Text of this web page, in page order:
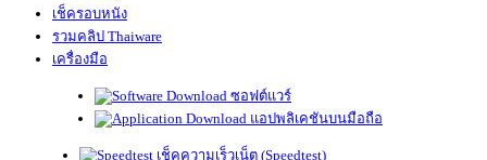
เช็ครอบหนัง
รวมคลิป Thaiware
เครื่องมือ
ซอฟต์แวร์
แอปพลิเคชันบนมือถือ
เช็คความเร็วเน็ต (Speedtest)